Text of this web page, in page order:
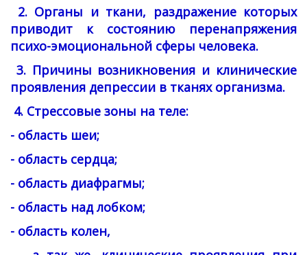
2. Органы и ткани, раздражение которых
приводит к состоянию перенапряжения
психо-эмоциональной сферы человека.
3. Причины возникновения и клинические
проявления депрессии в тканях организма.
4. Стрессовые зоны на теле:
- область шеи;
- область сердца;
- область диафрагмы;
- область над лобком;
- область колен,